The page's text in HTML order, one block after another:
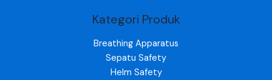
Kategori Produk
Breathing Apparatus
Sepatu Safety
Helm Safety